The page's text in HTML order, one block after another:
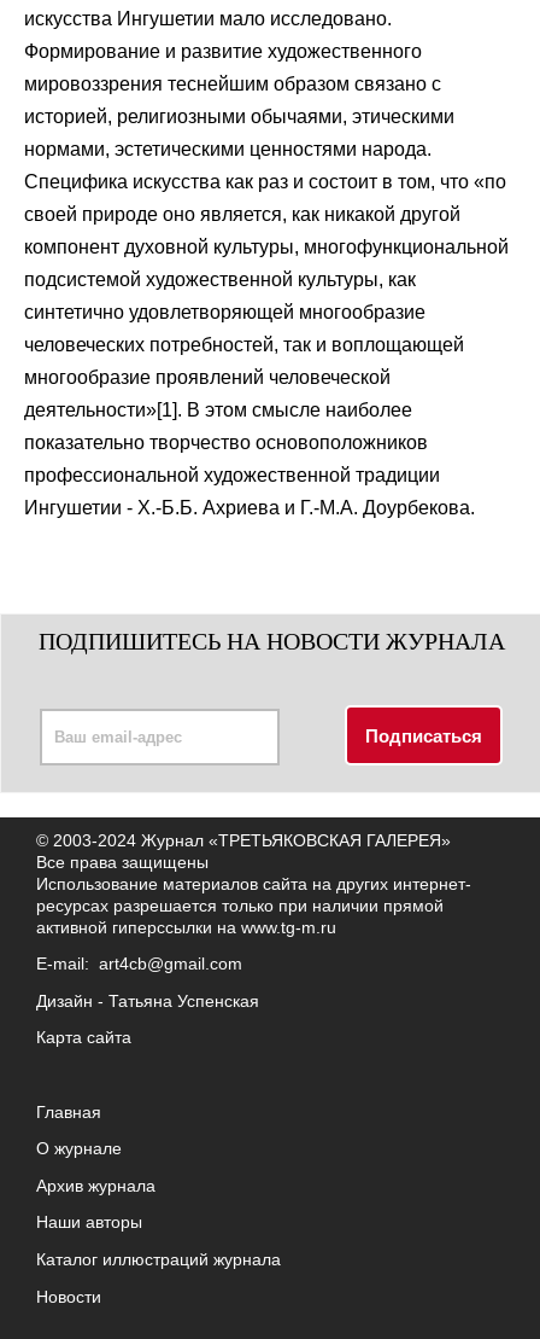
искусства Ингушетии мало исследовано.
Формирование и развитие художественного
мировоззрения теснейшим образом связано с
историей, религиозными обычаями, этическими
нормами, эстетическими ценностями народа.
Специфика искусства как раз и состоит в том, что «по
своей природе оно является, как никакой другой
компонент духовной культуры, многофункциональной
подсистемой художественной культуры, как
синтетично удовлетворяющей многообразие
человеческих потребностей, так и воплощающей
многообразие проявлений человеческой
деятельности»[1]. В этом смысле наиболее
показательно творчество основоположников
профессиональной художественной традиции
Ингушетии - Х.-Б.Б. Ахриева и Г.-М.А. Доурбекова.
ПОДПИШИТЕСЬ НА НОВОСТИ ЖУРНАЛА
© 2003-2024 Журнал «ТРЕТЬЯКОВСКАЯ ГАЛЕРЕЯ»
Все права защищены
Использование материалов сайта на других интернет-
ресурсах разрешается только при наличии прямой
активной гиперссылки на www.tg-m.ru
E-mail: art4cb@gmail.com
Дизайн - Татьяна Успенская
Карта сайта
Главная
О журнале
Архив журнала
Наши авторы
Каталог иллюстраций журнала
Новости